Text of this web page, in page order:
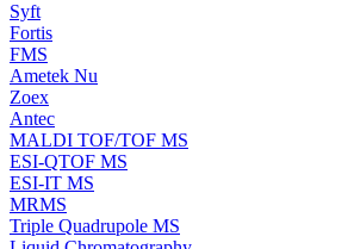
Syft
Fortis
FMS
Ametek Nu
Zoex
Antec
MALDI TOF/TOF MS
ESI-QTOF MS
ESI-IT MS
MRMS
Triple Quadrupole MS